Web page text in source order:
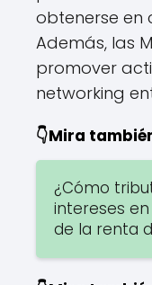
obtenerse en
Además, las
promover
networking
👇Mira
¿Cómo
intereses
de la renta